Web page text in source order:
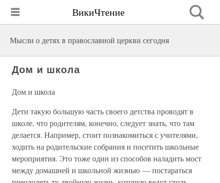
ВикиЧтение
Мысли о детях в православной церкви сегодня
Дом и школа
Дом и школа
Дети такую большую часть своего детства проводят в
школе, что родителям, конечно, следует знать, что там
делается. Например, стоит познакомиться с учителями,
ходить на родительские собрания и посетить школьные
мероприятия. Это тоже один из способов наладить мост
между домашней и школьной жизнью — постараться